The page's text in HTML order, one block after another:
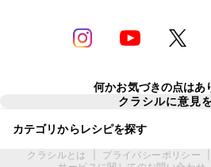
何かお気づきの点はあ
クラシルに意見
カテゴリからレシピを探す
クラシルとは プライバシーポリシー